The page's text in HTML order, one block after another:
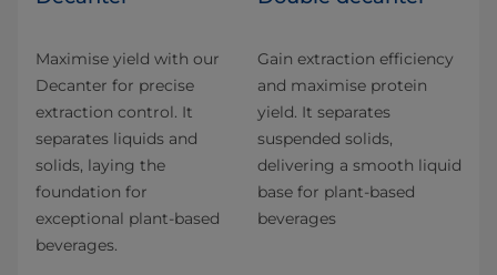
Maximise yield with our
Decanter for precise
extraction control. It
separates liquids and
solids, laying the
foundation for
exceptional plant-based
beverages.
Gain extraction efficiency
and maximise protein
yield. It separates
suspended solids,
delivering a smooth liquid
base for plant-based
beverages